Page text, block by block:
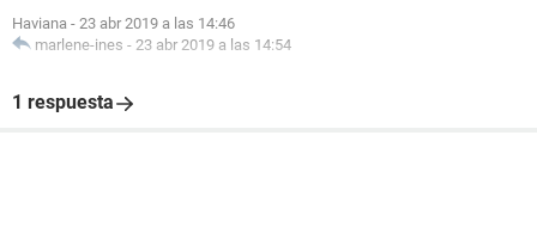
Haviana - 23 abr 2019 a las 14:46
marlene-ines - 23 abr 2019 a las 14:54
1 respuesta